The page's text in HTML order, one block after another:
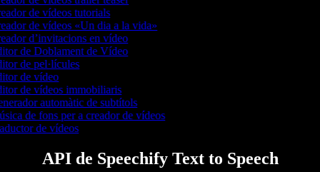
de vídeos tutorials
de vídeos «Un dia a la vida»
d’invitacions en vídeo
de Doblament de Vídeo
de pel·lícules
de vídeo
de vídeos immobiliaris
automàtic de subtítols
de fons per a creador de vídeos
de vídeos
API de Speechify Text to Speech